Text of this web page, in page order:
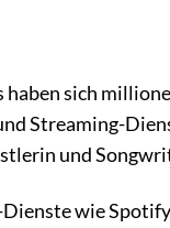
sich
Streaming-
und
wie